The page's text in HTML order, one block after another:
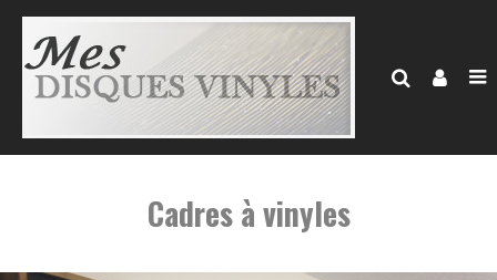
Cadres à vinyles